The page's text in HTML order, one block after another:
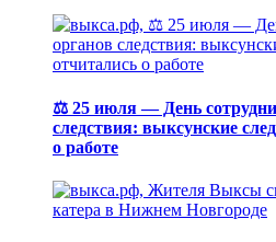
⚖️ 25 июля — День
следствия: выксунские
о работе